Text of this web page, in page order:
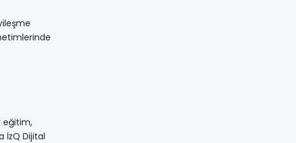
eğitim,
İzQ Dijital